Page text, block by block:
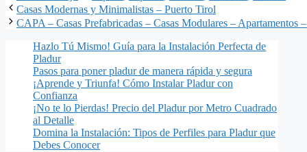
Casas Modernas y Minimalistas – Puerto Tirol
CAPA – Casas Prefabricadas – Casas Modulares – Apartamentos
Hazlo Tú Mismo! Guía para la Instalación Perfecta de
Pladur
Pasos para poner pladur de manera rápida y segura
¡Aprende y Triunfa! Cómo Instalar Pladur con
Confianza
¡No te lo Pierdas! Precio del Pladur por Metro Cuadrado
al Detalle
Domina la Instalación: Tipos de Perfiles para Pladur que
Debes Conocer